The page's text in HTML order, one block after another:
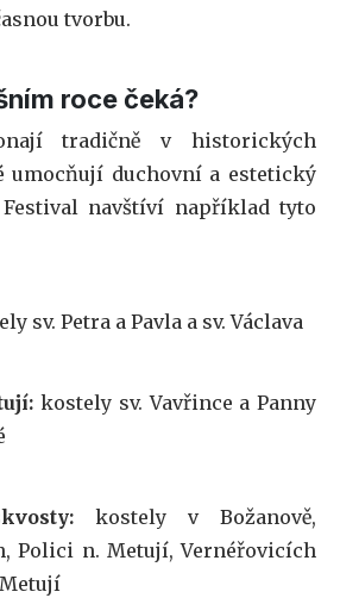
tvorbu.
roce čeká?
tradičně v historických
umocňují duchovní a estetický
navštíví například tyto
sv. Petra a Pavla a sv. Václava
kostely sv. Vavřince a Panny
kostely v Božanově,
Polici n. Metují, Vernéřovicích
Metují